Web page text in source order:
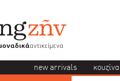
new arrivals κουζίνα